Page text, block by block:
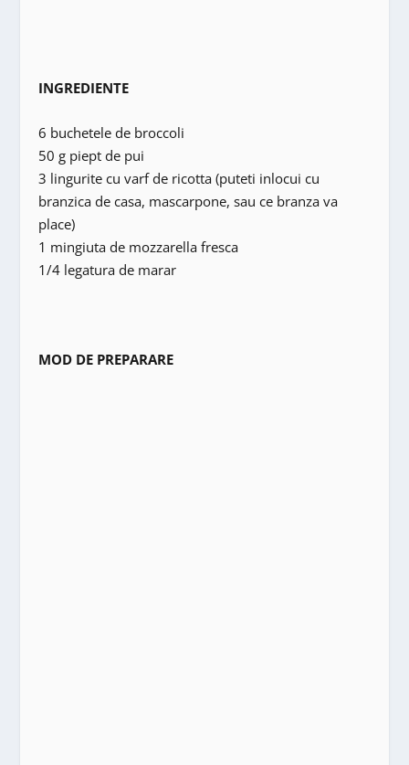
INGREDIENTE
6 buchetele de broccoli
50 g piept de pui
3 lingurite cu varf de ricotta (puteti inlocui cu
branzica de casa, mascarpone, sau ce branza va
place)
1 mingiuta de mozzarella fresca
1/4 legatura de marar
MOD DE PREPARARE